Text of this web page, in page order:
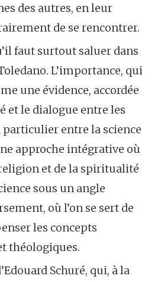
des autres, en leur
de se rencontrer.
faut surtout saluer dans
L’importance, qui
une évidence, accordée
et le dialogue entre les
entre la science
approche intégrative où
religion et de la spiritualité
sous un angle
où l’on se sert de
les concepts
théologiques.
Schuré, qui, à la